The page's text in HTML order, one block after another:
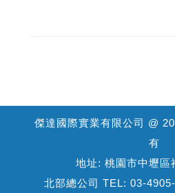
傑達國際實業有限公司 @
有
地址: 桃園市中壢區
北部總公司 TEL: 03-